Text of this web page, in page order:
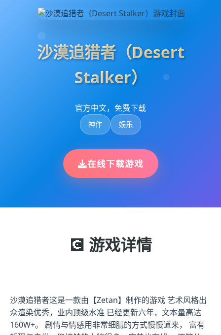
沙漠追猎者（Desert
Stalker）
官方中文，免费下载
神作 娱乐
在线下载游戏
💽 游戏详情
沙漠追猎者这是一款由【Zetan】制作的游戏 艺术风格出
众渲染优秀，业内顶级水准 已经更新六年，文本量高达
160W+。 剧情与情感用非常细腻的方式慢慢道来， 富有